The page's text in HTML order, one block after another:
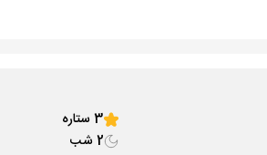
3 ستاره
2 شب